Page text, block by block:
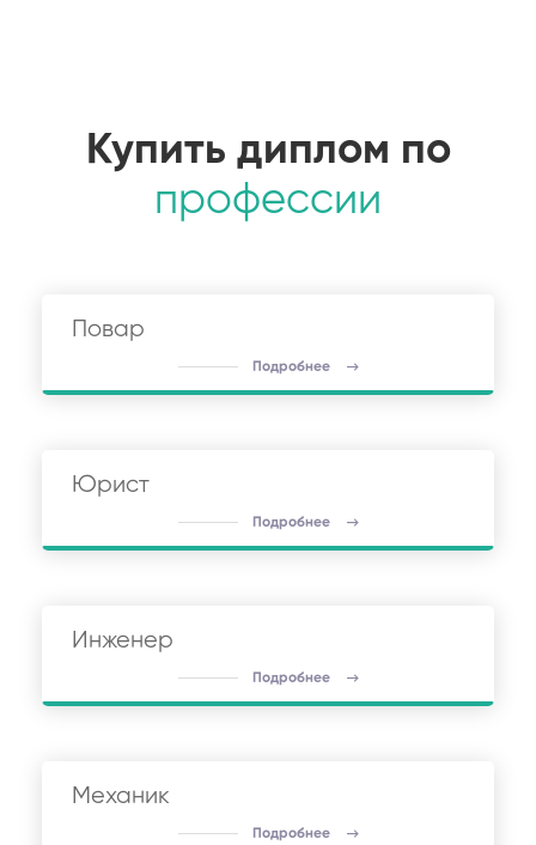
Купить диплом по
профессии
Повар
Подробнее
Юрист
Подробнее
Инженер
Подробнее
Механик
Подробнее